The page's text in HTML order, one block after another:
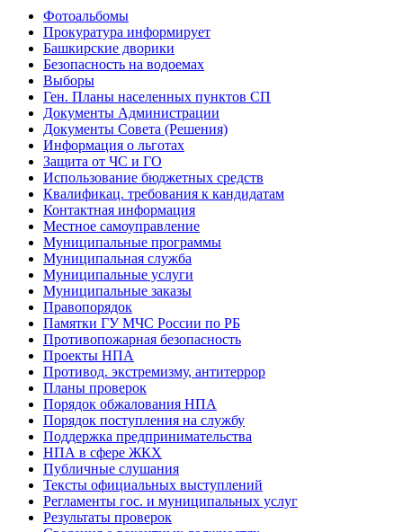
Фотоальбомы
Прокуратура информирует
Башкирские дворики
Безопасность на водоемах
Выборы
Ген. Планы населенных пунктов СП
Документы Администрации
Документы Совета (Решения)
Информация о льготах
Защита от ЧС и ГО
Использование бюджетных средств
Квалификац. требования к кандидатам
Контактная информация
Местное самоуправление
Муниципальные программы
Муниципальная служба
Муниципальные услуги
Муниципальные заказы
Правопорядок
Памятки ГУ МЧС России по РБ
Противопожарная безопасность
Проекты НПА
Противод. экстремизму, антитеррор
Планы проверок
Порядок обжалования НПА
Порядок поступления на службу
Поддержка предпринимательства
НПА в сфере ЖКХ
Публичные слушания
Тексты официальных выступлений
Регламенты гос. и муниципальных услуг
Результаты проверок